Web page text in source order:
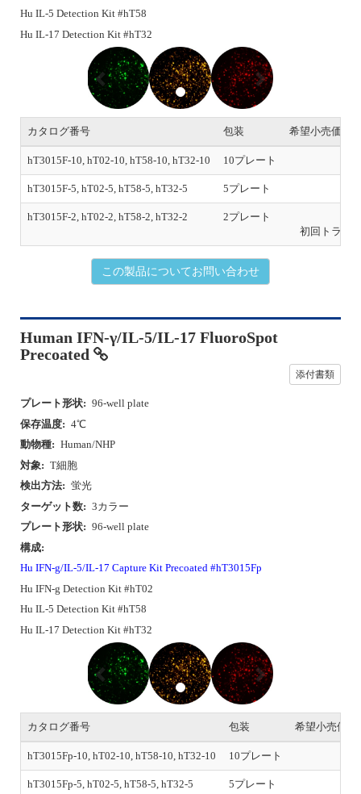
Hu IL-5 Detection Kit #hT58
Hu IL-17 Detection Kit #hT32
P
r
e
v
i
u
s
N
e
x
t
カタログ番号 包装 希望小売価格
hT3015F-10, hT02-10, hT58-10, hT32-10 10プレート
hT3015F-5, hT02-5, hT58-5, hT32-5 5プレート
hT3015F-2, hT02-2, hT58-2, hT32-2 2プレート
初回トライ
この製品についてお問い合わせ
Human IFN-γ/IL-5/IL-17 FluoroSpot
Precoated
添付書類
プレート形状: 96-well plate
保存温度: 4℃
動物種: Human/NHP
対象: T細胞
検出方法: 蛍光
ターゲット数: 3カラー
プレート形状: 96-well plate
構成:
Hu IFN-g/IL-5/IL-17 Capture Kit Precoated #hT3015Fp
Hu IFN-g Detection Kit #hT02
Hu IL-5 Detection Kit #hT58
Hu IL-17 Detection Kit #hT32
P
r
e
v
i
u
s
N
e
x
t
カタログ番号 包装 希望小売価格
hT3015Fp-10, hT02-10, hT58-10, hT32-10 10プレート
hT3015Fp-5, hT02-5, hT58-5, hT32-5 5プレート